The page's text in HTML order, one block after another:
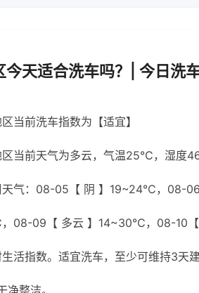
今天适合洗车吗？| 今日洗
当前洗车指数为【适宜】
区当前天气为多云，气温25℃，湿度
天气：08-05【 阴 】19~24℃，08-
08-09【 多云 】14~30℃，08-10
活指数。适宜洗车，至少可维持3天
净整洁。